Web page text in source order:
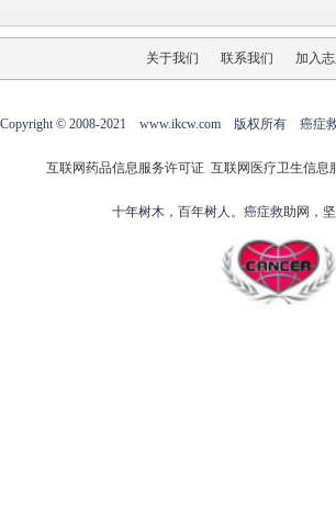
关于我们 联系我们 加入
Copyright © 2008-2021 www.ikcw.com 版权所有 癌症
互联网药品信息服务许可证 互联网医疗卫生信息
十年树木，百年树人。癌症救助网，